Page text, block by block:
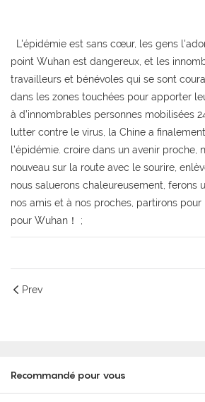
L'épidémie est sans cœur, les gens
point Wuhan est dangereux, et les
travailleurs et bénévoles qui se sont
dans les zones touchées pour apporter
à d’innombrables personnes mobilisées
lutter contre le virus, la Chine a
l’épidémie. croire dans un avenir proche,
nouveau sur la route avec le sourire,
nous saluerons chaleureusement, ferons
nos amis et à nos proches, partirons pour
pour Wuhan！ ;
Prev
Recommandé pour vous